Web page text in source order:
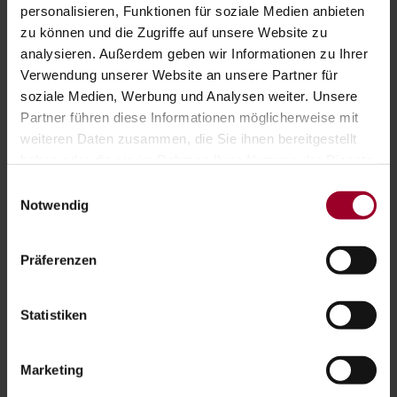
personalisieren, Funktionen für soziale Medien anbieten
zu können und die Zugriffe auf unsere Website zu
analysieren. Außerdem geben wir Informationen zu Ihrer
Verwendung unserer Website an unsere Partner für
soziale Medien, Werbung und Analysen weiter. Unsere
Partner führen diese Informationen möglicherweise mit
weiteren Daten zusammen, die Sie ihnen bereitgestellt
Impressum
Notwendig
Präferenzen
Statistiken
Marketing
KÜNFTIG AUTOMATISCH ERFÄHRT
Kryptowährungen galten lange Zeit als
vergleichsweise schwer kontrollierbar. Damit ist
nun weitgehend Schluss. Mit dem…
Weiterlesen
Bitcoin & Co.: Was das Finanzamt künftig automatisch
20.07.2026
GESCHÄFTSFÜHRERHAFTUNG IM
INSOLVENZFALL DEUTLICH